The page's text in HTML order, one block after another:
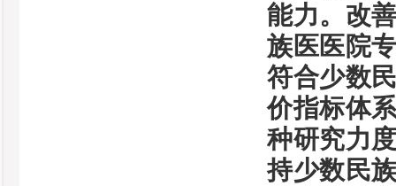
能力。改
族医医院
符合少数
价指标体
种研究力
持少数民